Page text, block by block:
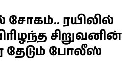
ரயிலில்
சிறுவனின்
போலீஸ்